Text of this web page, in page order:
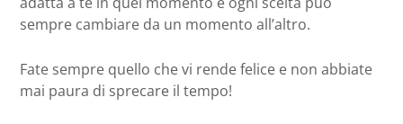
sempre cambiare da un momento all’altro.
Fate sempre quello che vi rende felice e non abbiate
mai paura di sprecare il tempo!